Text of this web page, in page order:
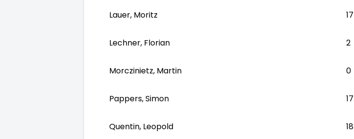
Lauer, Moritz 17
Lechner, Florian 2
Morczinietz, Martin 0
Pappers, Simon 17
Quentin, Leopold 18